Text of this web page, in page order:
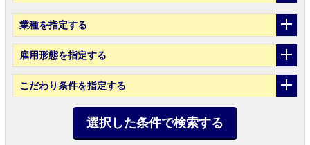
業種を指定する
雇用形態を指定する
こだわり条件を指定する
選択した条件で検索する